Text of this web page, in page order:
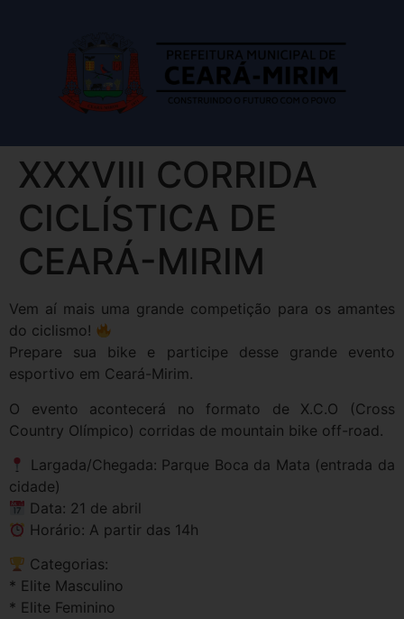
XXXVIII CORRIDA
CICLÍSTICA DE
CEARÁ-MIRIM
Vem aí mais uma grande competição para os amantes
do ciclismo!
Prepare sua bike e participe desse grande evento
esportivo em Ceará-Mirim.
O evento acontecerá no formato de X.C.O (Cross
Country Olímpico) corridas de mountain bike off-road.
Largada/Chegada: Parque Boca da Mata (entrada da
cidade)
Data: 21 de abril
Horário: A partir das 14h
Categorias:
* Elite Masculino
* Elite Feminino